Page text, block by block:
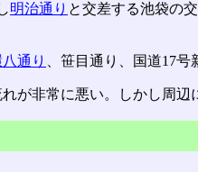
明治通り と交差する池袋の
通り 、笹目通り、国道17
が非常に悪い。しかし周